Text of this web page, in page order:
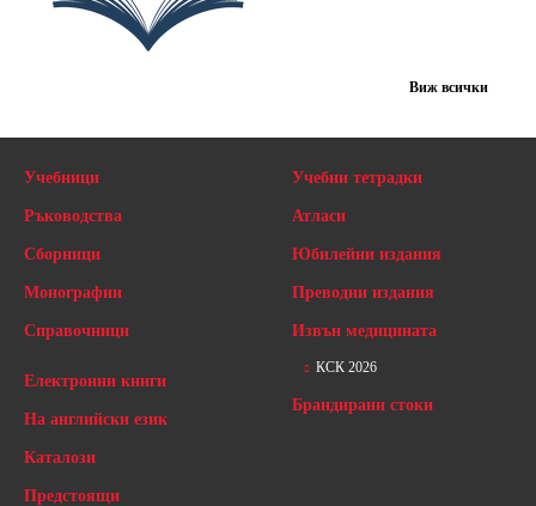
Виж всички
Учебници
Ръководства
Сборници
Монографии
Справочници
Учебни тетрадки
Атласи
Юбилейни издания
Преводни издания
Извън медицината
Електронни книги
На английски език
Каталози
Предстоящи
КСК 2026
Брандирани стоки